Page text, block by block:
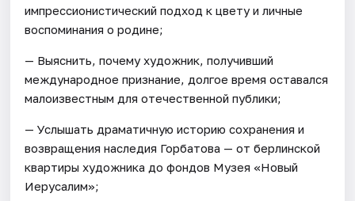
импрессионистический подход к цвету и личные
воспоминания о родине;
— Выяснить, почему художник, получивший
международное признание, долгое время оставался
малоизвестным для отечественной публики;
— Услышать драматичную историю сохранения и
возвращения наследия Горбатова — от берлинской
квартиры художника до фондов Музея «Новый
Иерусалим»;